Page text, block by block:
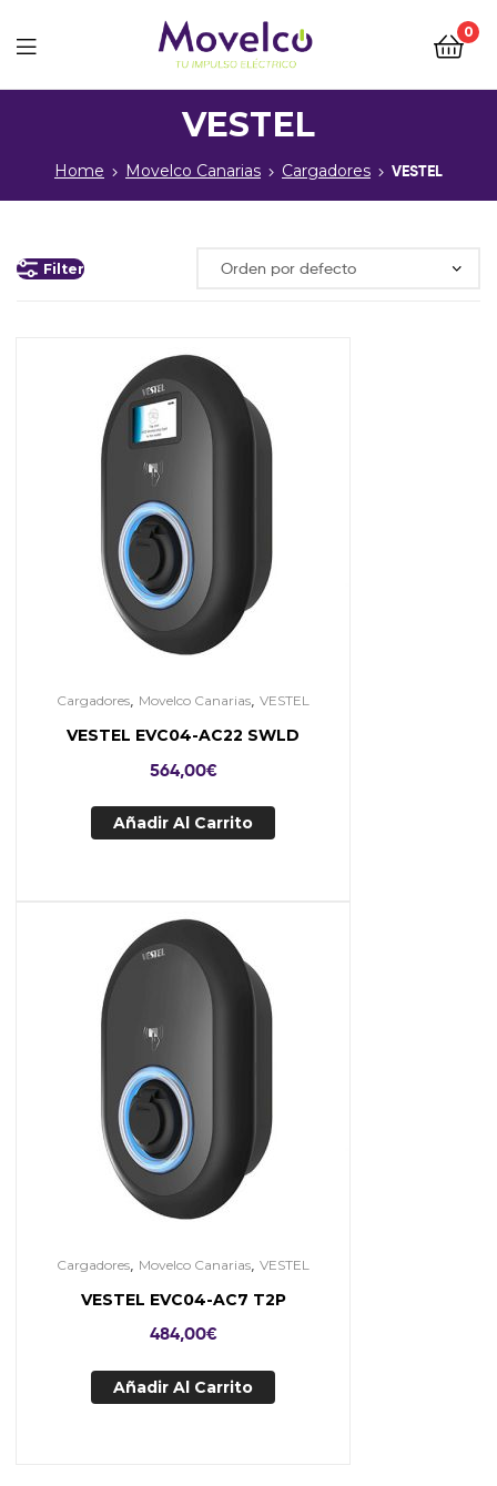
Movelco
0
VESTEL
Home Movelco Canarias Cargadores VESTEL
Filter
Cargadores Movelco Canarias VESTEL
VESTEL EVC04-AC22 SWLD
564,00€
Añadir Al Carrito
Cargadores Movelco Canarias VESTEL
VESTEL EVC04-AC7 T2P
484,00€
Añadir Al Carrito